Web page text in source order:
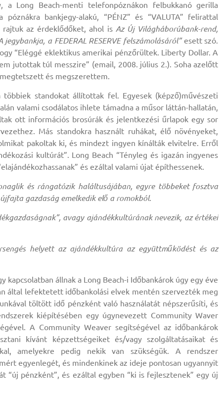
Long Beach-menti telefonpóznákon felbukkanó gerilla
bankjegy-alakú, “PÉNZ” és “VALUTA” felirattal
az érdeklődőket, ahol is Az Új Világháborúbank-rend,
a FEDERAL RESERVE felszámolásáról”esett szó.
“Eléggé eklektikus amerikai pénzőrültek. Liberty Dollar. A
jutottak túl messzire” (email, 2008. július 2.). Soha azelőtt
és megszerettem.
standokat állítottak fel. Egyesek (képző)művészeti
valami csodálatos ihlete támadna a műsor láttán-hallatán,
ott információs brosúrák és jelentkezési űrlapok egy sor
Más standokra használt ruhákat, élő növényeket,
pakoltak ki, és mindezt ingyen kínálták elvitelre. Erről
kultúrát”. Long Beach “Tényleg és igazán ingyenes
és ezáltal valami újat építhessenek.
és rángatózik haláltusájában, egyre többeket fosztva
gazdaság emelkedik elő a romokból.
avagy ajándékkultúrának nevezik, az értékei
helyett az ajándékkultúra az együttműködést és az
állnak a Long Beach-i Időbankárok úgy egy éve
által lefektetett időbankolási elvek mentén szervezték meg
töltött idő pénzként való használatát népszerűsíti, és
kiépítésében egy úgynevezett Community Waver
A Community Weaver segítségével az időbankárok
kívánt képzettségeiket és/vagy szolgáltatásaikat és
amelyekre pedig nekik van szükségük. A rendszer
egyenlegét, és mindenkinek az ideje pontosan ugyannyit
“új pénzként”, és ezáltal egyben “ki is fejlesztenek” egy új